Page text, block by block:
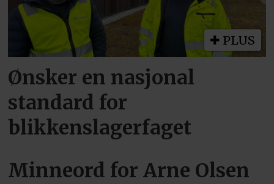
PLUS
Ønsker en nasjonal
standard for
blikkenslagerfaget
Minneord for Arne Olsen